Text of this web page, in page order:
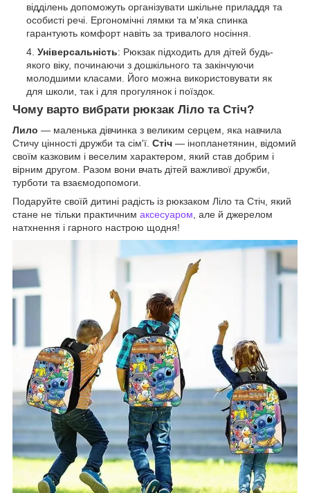
відділень допоможуть організувати шкільне приладдя та
особисті речі. Ергономічні лямки та м'яка спинка
гарантують комфорт навіть за тривалого носіння.
Універсальність: Рюкзак підходить для дітей будь-
якого віку, починаючи з дошкільного та закінчуючи
молодшими класами. Його можна використовувати як
для школи, так і для прогулянок і поїздок.
Чому варто вибрати рюкзак Ліло та Стіч?
Лило — маленька дівчинка з великим серцем, яка навчила
Стичу цінності дружби та сім'ї. Стіч — інопланетянин, відомий
своїм казковим і веселим характером, який став добрим і
вірним другом. Разом вони вчать дітей важливої дружби,
турботи та взаємодопомоги.
Подаруйте своїй дитині радість із рюкзаком Ліло та Стіч, який
стане не тільки практичним аксесуаром, але й джерелом
натхнення і гарного настрою щодня!